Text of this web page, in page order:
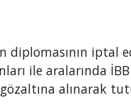
diplomasının iptal
ile aralarında İBB
alınarak